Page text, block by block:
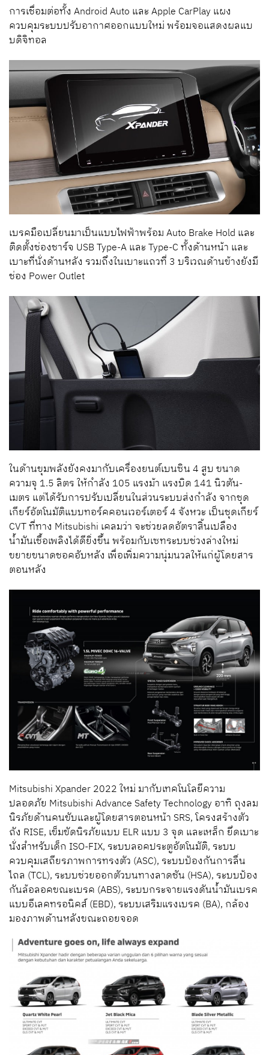
การเชื่อมต่อทั้ง Android Auto และ Apple CarPlay แผง
ควบคุมระบบปรับอากาศออกแบบใหม่ พร้อมจอแสดงผลแบ
บดิจิทอล
เบรคมือเปลี่ยนมาเป็นแบบไฟฟ้าพร้อม Auto Brake Hold และ
ติดตั้งช่องชาร์จ USB Type-A และ Type-C ทั้งด้านหน้า และ
เบาะที่นั่งด้านหลัง รวมถึงในเบาะแถวที่ 3 บริเวณด้านข้างยังมี
ช่อง Power Outlet
ในด้านขุมพลังยังคงมากับเครื่องยนต์เบนซิน 4 สูบ ขนาด
ความจุ 1.5 ลิตร ให้กำลัง 105 แรงม้า แรงบิด 141 นิวตัน-
เมตร แต่ได้รับการปรับเปลี่ยนในส่วนระบบส่งกำลัง จากชุด
เกียร์อัตโนมัติแบบทอร์คคอนเวอร์เตอร์ 4 จังหวะ เป็นชุดเกียร์
CVT ที่ทาง Mitsubishi เคลมว่า จะช่วยลดอัตราสิ้นเปลือง
น้ำมันเชื้อเพลิงได้ดียิ่งขึ้น พร้อมกับเซทระบบช่วงล่างใหม่
ขยายขนาดชอคอับหลัง เพื่อเพิ่มความนุ่มนวลให้แก่ผู้โดยสาร
ตอนหลัง
Mitsubishi Xpander 2022 ใหม่ มากับเทคโนโลยีความ
ปลอดภัย Mitsubishi Advance Safety Technology อาทิ ถุงลม
นิรภัยด้านคนขับและผู้โดยสารตอนหน้า SRS, โครงสร้างตัว
ถัง RISE, เข็มขัดนิรภัยแบบ ELR แบบ 3 จุด และเหล็ก ยึดเบาะ
นั่งสำหรับเด็ก ISO-FIX, ระบบลอคประตูอัตโนมัติ, ระบบ
ควบคุมเสถียรภาพการทรงตัว (ASC), ระบบป้องกันการลื่น
ไถล (TCL), ระบบช่วยออกตัวบนทางลาดชัน (HSA), ระบบป้อง
กันล้อลอคขณะเบรค (ABS), ระบบกระจายแรงดันน้ำมันเบรค
แบบอีเลคทรอนิคส์ (EBD), ระบบเสริมแรงเบรค (BA), กล้อง
มองภาพด้านหลังขณะถอยจอด